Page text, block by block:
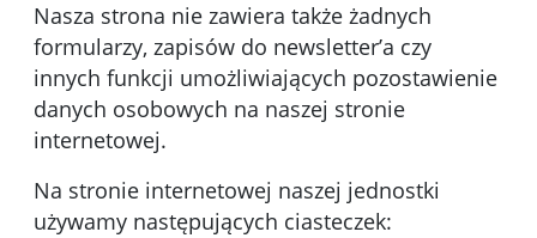
Nasza strona nie zawiera także żadnych
formularzy, zapisów do newsletter’a czy
innych funkcji umożliwiających pozostawienie
danych osobowych na naszej stronie
internetowej.
Na stronie internetowej naszej jednostki
używamy następujących ciasteczek: